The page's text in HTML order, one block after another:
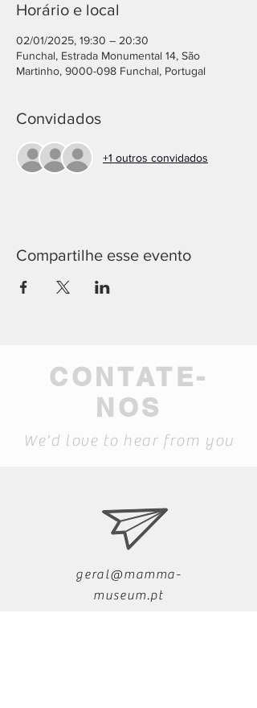
Horário e local
02/01/2025, 19:30 – 20:30
Funchal, Estrada Monumental 14, São
Martinho, 9000-098 Funchal, Portugal
Convidados
+1 outros convidados
Compartilhe esse evento
CONTATE-
NOS
We'd love to hear from you
geral@mamma-
museum.pt